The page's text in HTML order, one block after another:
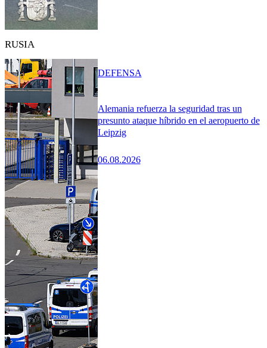
RUSIA
Alemania refuerza la seguridad tras un
presunto ataque híbrido en el aeropuerto de
Leipzig
06.08.2026
DEFENSA